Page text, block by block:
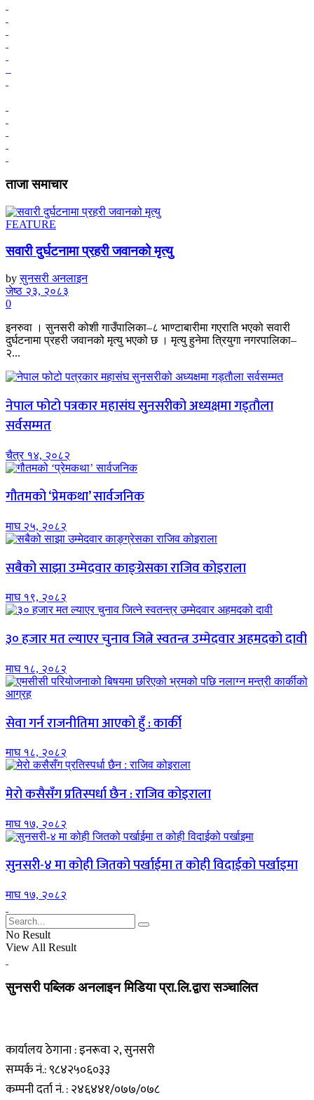
ताजा समाचार
FEATURE
सवारी दुर्घटनामा प्रहरी जवानको मृत्यु
by सुनसरी अनलाइन
जेष्ठ २३, २०८३
0
इनरुवा । सुनसरी कोशी गाउँपालिका–८ भाण्टाबारीमा गएराति भएको सवारी
दुर्घटनामा प्रहरी जवानको मृत्यु भएको छ । मृत्यु हुनेमा त्रियुगा नगरपालिका–
२...
नेपाल फोटो पत्रकार महासंघ सुनसरीको अध्यक्षमा गड्ताैला
सर्वसम्मत
चैत्र १४, २०८२
गौतमको ‘प्रेमकथा’ सार्वजनिक
माघ २५, २०८२
सबैको साझा उम्मेदवार काङ्ग्रेसका राजिव कोइराला
माघ १९, २०८२
३० हजार मत ल्याएर चुनाव जित्ने स्वतन्त्र उम्मेदवार अहमदको दावी
माघ १८, २०८२
सेवा गर्न राजनीतिमा आएको हुँ : कार्की
माघ १८, २०८२
मेरो कसैसँग प्रतिस्पर्धा छैन : राजिव कोइराला
माघ १७, २०८२
सुनसरी-४ मा कोही जितको पर्खाईमा त कोही विदाईको पर्खाइमा
माघ १७, २०८२
No Result
View All Result
सुनसरी पब्लिक अनलाइन मिडिया प्रा.लि.द्वारा सञ्चालित
कार्यालय ठेगाना : इनरूवा २, सुनसरी
सम्पर्क नं.: ९८४२५०६०३३
कम्पनी दर्ता नं. : २४६४४१/०७७/०७८